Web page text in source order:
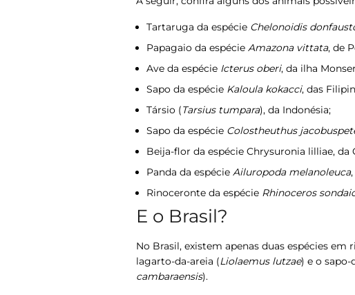
Tartaruga da espécie Chelonoidis
Papagaio da espécie Amazona vittata, de
Ave da espécie Icterus oberi, da ilha
Sapo da espécie Kaloula kokacci, das
Társio (Tarsius tumpara), da Indonésia;
Sapo da espécie Colostheuthus
Beija-flor da espécie Chrysuronia lilliae, da
Panda da espécie Ailuropoda melanoleuca
Rinoceronte da espécie Rhinoceros
E o Brasil?
No Brasil, existem apenas duas espécies
lagarto-da-areia (Liolaemus lutzae) e o
cambaraensis).